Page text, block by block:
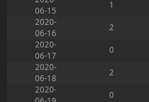
06-15
1
2020-
06-16
2
2020-
06-17
0
2020-
06-18
2
2020-
0